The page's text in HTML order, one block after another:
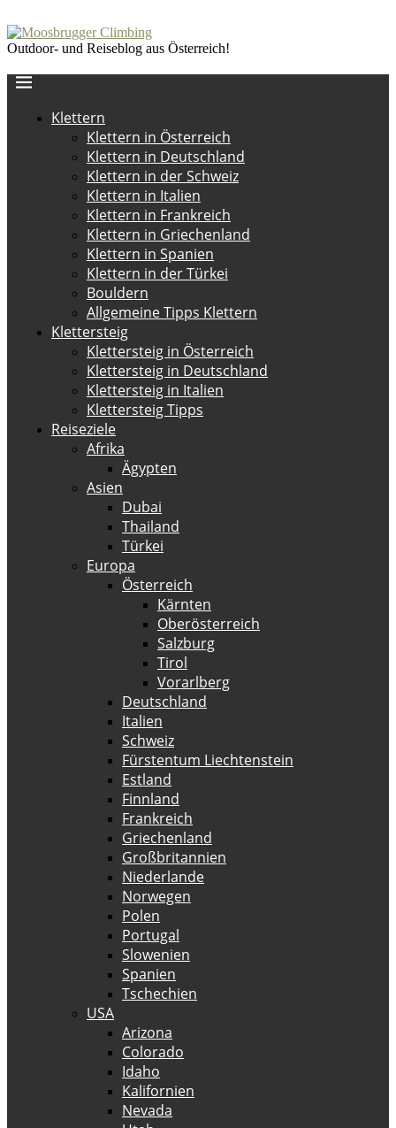
Outdoor- und Reiseblog aus Österreich!
Klettern
Klettern in Österreich
Klettern in Deutschland
Klettern in der Schweiz
Klettern in Italien
Klettern in Frankreich
Klettern in Griechenland
Klettern in Spanien
Klettern in der Türkei
Bouldern
Allgemeine Tipps Klettern
Klettersteig
Klettersteig in Österreich
Klettersteig in Deutschland
Klettersteig in Italien
Klettersteig Tipps
Reiseziele
Afrika
Ägypten
Asien
Dubai
Thailand
Türkei
Europa
Österreich
Kärnten
Oberösterreich
Salzburg
Tirol
Vorarlberg
Deutschland
Italien
Schweiz
Fürstentum Liechtenstein
Estland
Finnland
Frankreich
Griechenland
Großbritannien
Niederlande
Norwegen
Polen
Portugal
Slowenien
Spanien
Tschechien
USA
Arizona
Colorado
Idaho
Kalifornien
Nevada